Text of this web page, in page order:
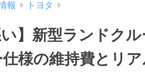
報 トヨタ
い】新型ランドク
様の維持費とリ